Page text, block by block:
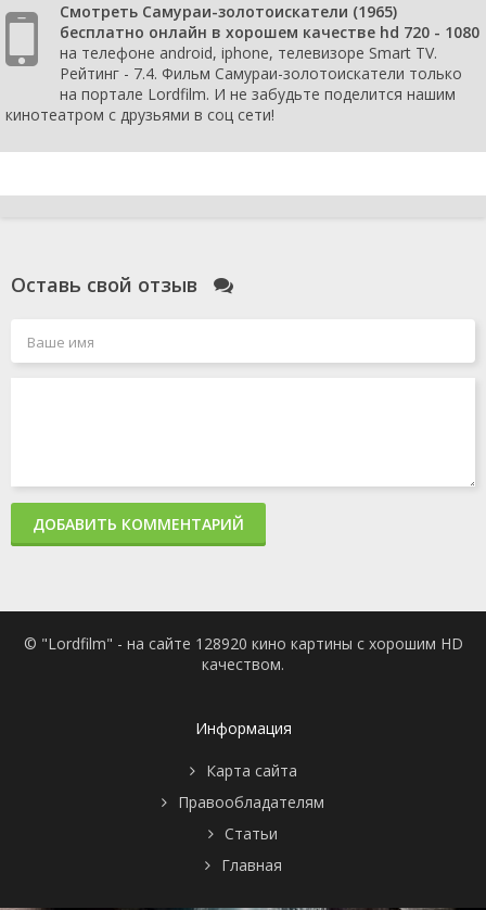
Смотреть Самураи-золотоискатели (1965)
бесплатно онлайн в хорошем качестве hd 720 - 1080
на телефоне android, iphone, телевизоре Smart TV.
Рейтинг - 7.4. Фильм Самураи-золотоискатели только
на портале Lordfilm. И не забудьте поделится нашим
кинотеатром с друзьями в соц сети!
Оставь свой отзыв
ДОБАВИТЬ КОММЕНТАРИЙ
© "Lordfilm" - на сайте 128920 кино картины с хорошим HD
качеством.
Информация
Карта сайта
Правообладателям
Статьи
Главная